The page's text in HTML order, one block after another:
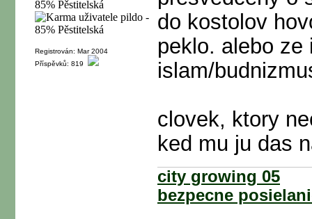
Registrován: Mar 2004
Příspěvků: 819
do kostolov
peklo. alebo
islam/
clovek, ktory
ked mu ju das
city growing 05
bezpecne